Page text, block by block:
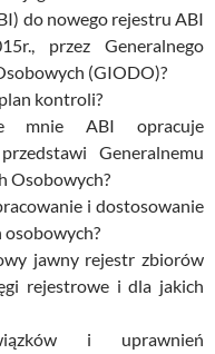
do nowego rejestru ABI
przez Generalnego
(GIODO)?
kontroli?
mnie ABI opracuje
Generalnemu
Osobowych?
i dostosowanie
jawny rejestr zbiorów
rejestrowe i dla jakich
i uprawnień